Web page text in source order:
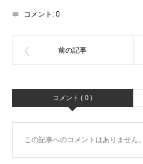
コメント: 0
コメント ( 0 )
この記事へのコメントはありません。